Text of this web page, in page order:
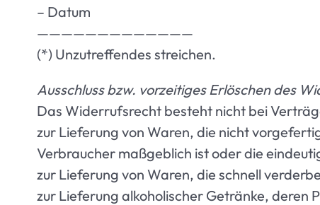
– Datum
—————————————
(*) Unzutreffendes streichen.
Ausschluss bzw. vorzeitiges Erlöschen des
Das Widerrufsrecht besteht nicht bei
zur Lieferung von Waren, die nicht
Verbraucher maßgeblich ist oder die
zur Lieferung von Waren, die schnell
zur Lieferung alkoholischer Getränke, deren